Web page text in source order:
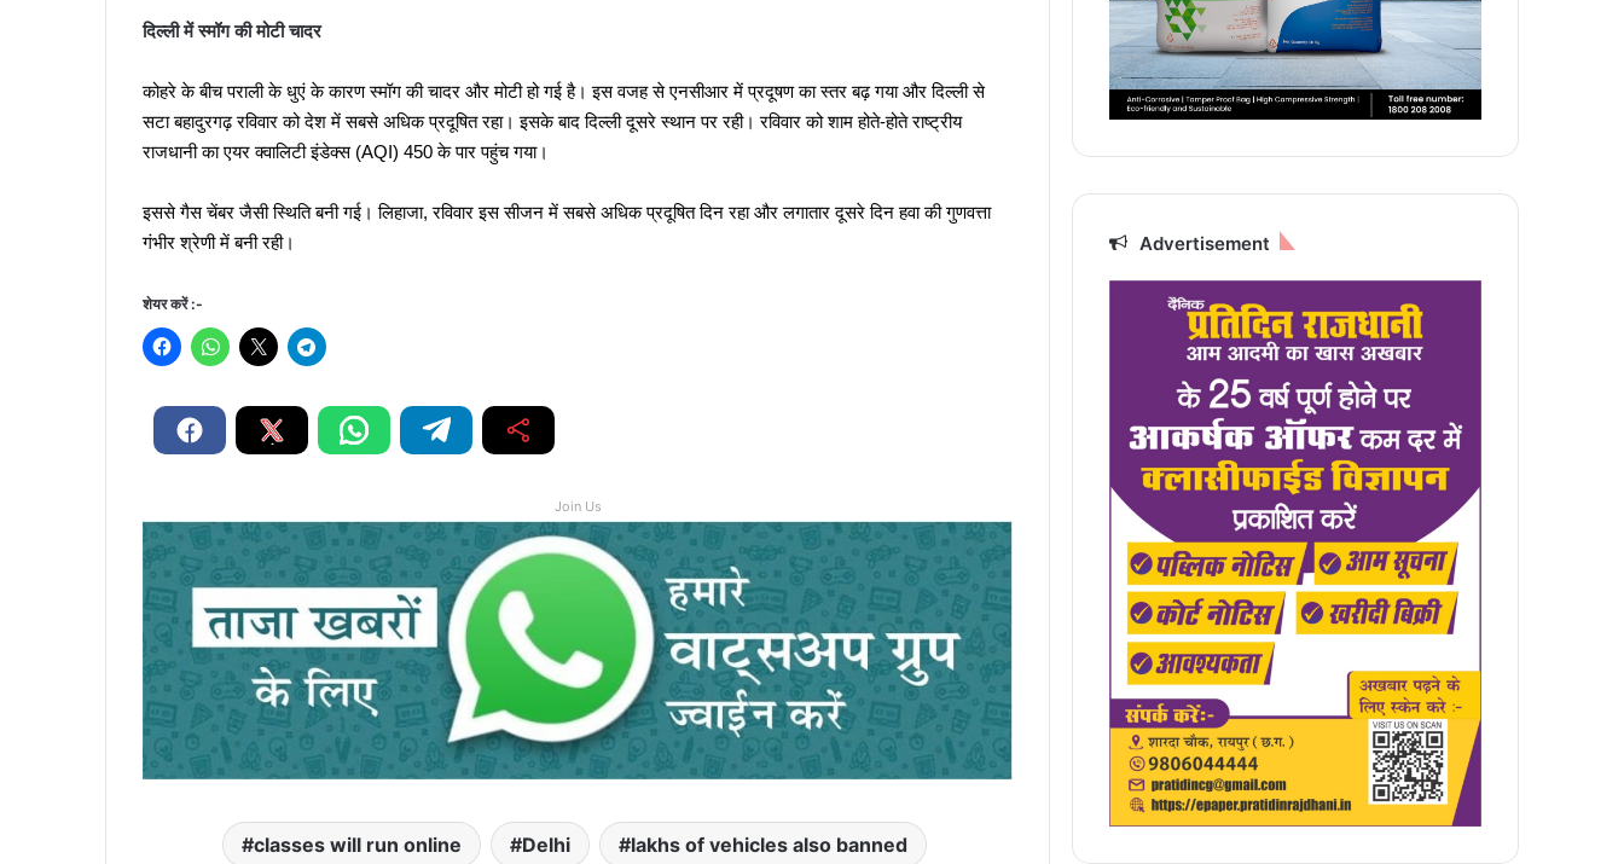
दिल्ली में स्मॉग की मोटी चादर
कोहरे के बीच पराली के धुएं के कारण स्मॉग की चादर और मोटी हो गई है। इस वजह से एनसीआर में प्रदूषण का स्तर बढ़ गया और दिल्ली से
सटा बहादुरगढ़ रविवार को देश में सबसे अधिक प्रदूषित रहा। इसके बाद दिल्ली दूसरे स्थान पर रही। रविवार को शाम होते-होते राष्ट्रीय
राजधानी का एयर क्वालिटी इंडेक्स (AQI) 450 के पार पहुंच गया।
इससे गैस चेंबर जैसी स्थिति बनी गई। लिहाजा, रविवार इस सीजन में सबसे अधिक प्रदूषित दिन रहा और लगातार दूसरे दिन हवा की गुणवत्ता
गंभीर श्रेणी में बनी रही।
शेयर करें :-
Join Us
classes will run online Delhi lakhs of vehicles also banned
Advertisement